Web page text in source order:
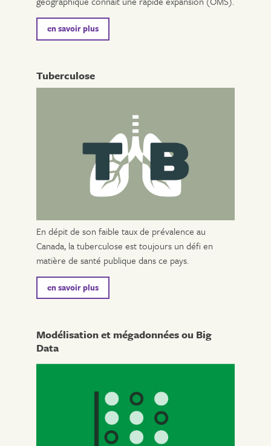
en savoir plus
Tuberculose
En dépit de son faible taux de prévalence au
Canada, la tuberculose est toujours un défi en
matière de santé publique dans ce pays.
en savoir plus
Modélisation et mégadonnées ou Big
Data